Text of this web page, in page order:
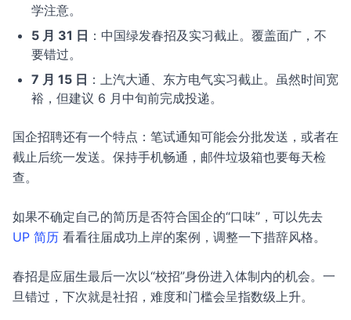
学注意。
5 月 31 日 ：中国绿发春招及实习截止。覆盖面广，不
要错过。
7 月 15 日 ：上汽大通、东方电气实习截止。虽然时间宽
裕，但建议 6 月中旬前完成投递。
国企招聘还有一个特点：笔试通知可能会分批发送，或者在
截止后统一发送。保持手机畅通，邮件垃圾箱也要每天检
查。
如果不确定自己的简历是否符合国企的“口味”，可以先去
UP 简历 看看往届成功上岸的案例，调整一下措辞风格。
春招是应届生最后一次以“校招”身份进入体制内的机会。一
旦错过，下次就是社招，难度和门槛会呈指数级上升。